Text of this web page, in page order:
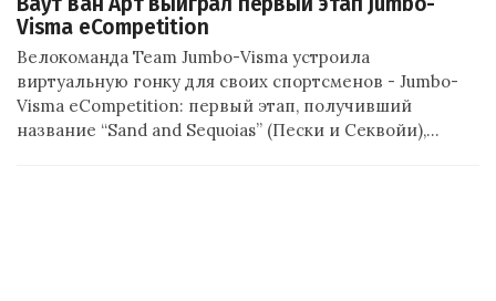
Visma eCompetition
Велокоманда Team Jumbo-Visma устроила
виртуальную гонку для своих спортсменов - Jumbo-
Visma eCompetition: первый этап, получивший
название “Sand and Sequoias” (Пески и Секвойи),…